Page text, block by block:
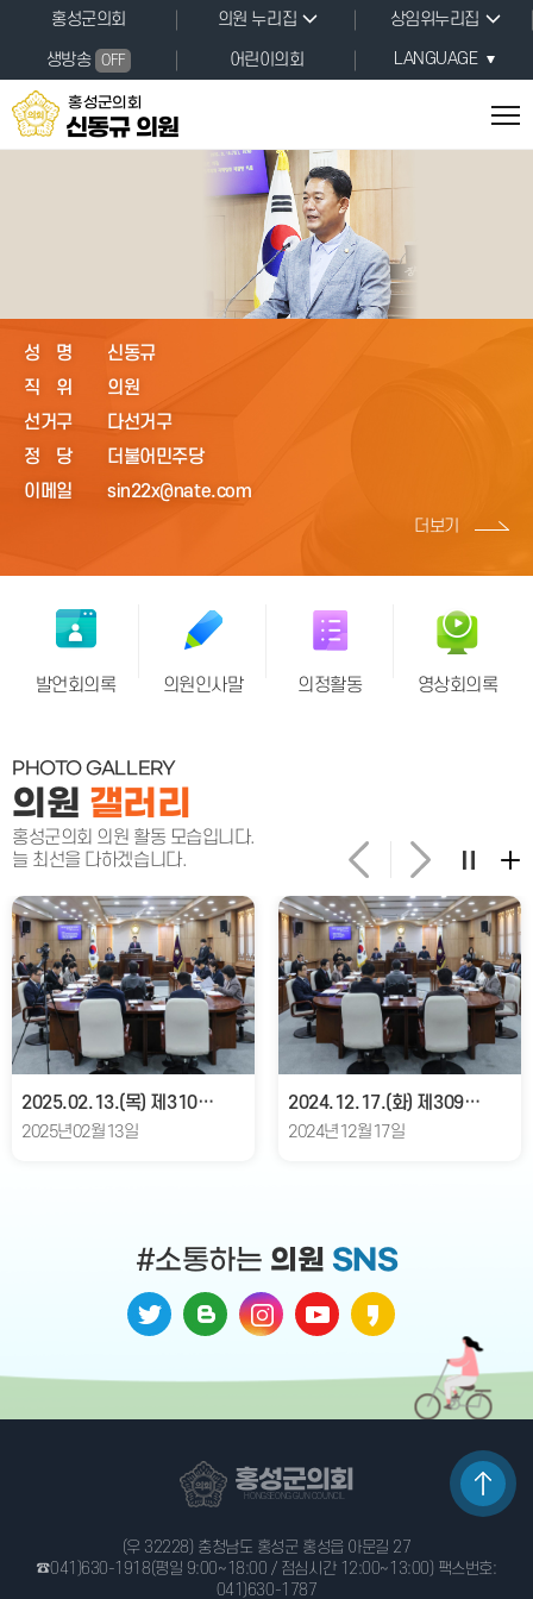
본문바로가기
홍성군의회 의원 누리집
상임위누리집
생방송
OFF 어린이의회 LANGUAGE
홍성군의회
신동규 의원
성명
신동규
직위
의원
선거구
다선거구
정당
더불어민주당
이메일
sin22x@nate.com
더보기
발언회의록 의원인사말 의정활동 영상회의록
PHOTO GALLERY
의원 갤러리
홍성군의회 의원 활동 모습입니다.
늘 최선을 다하겠습니다.
2025.02.13.(목) 제310회 홍성군의회 임시회 개회
2025년02월13일
2024.12.17.(화) 제309회 홍성군의회 제2차 정례회 폐회
2024년12월17일
#소통하는 의원 SNS
홍성군의회
HONGSEONG GUN COUNCIL
(우 32228) 충청남도 홍성군 홍성읍 아문길 27
☎041)630-1918(평일 9:00~18:00 / 점심시간 12:00~13:00) 팩스번호:
041)630-1787